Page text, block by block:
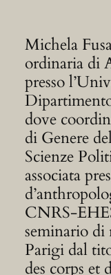
Michela
ordinaria di
presso
dove
di Genere
Scienze
associata
CNRS-
seminario di
Parigi dal
des corps et